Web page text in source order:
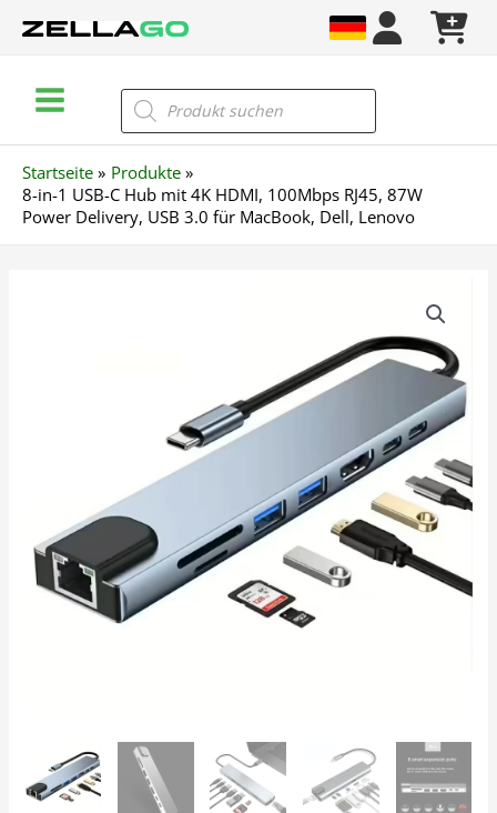
Inhalt
Menu
Products
search
Startseite
Produkte
8-in-1 USB-C Hub mit 4K HDMI, 100Mbps RJ45, 87W
Power Delivery, USB 3.0 für MacBook, Dell, Lenovo
100Mbps
RJ45,
87W
Power
Lenovo
Menge